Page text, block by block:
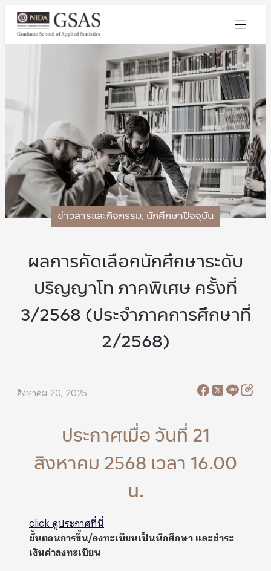
ข่าวสารและกิจกรรม, นักศึกษาปัจจุบัน
ผลการคัดเลือกนักศึกษาระดับ
ปริญญาโท ภาคพิเศษ ครั้งที่
3/2568 (ประจำภาคการศึกษาที่
2/2568)
สิงหาคม 20, 2025
ประกาศเมื่อ วันที่ 21
สิงหาคม 2568 เวลา 16.00
น.
click ดูประกาศที่นี่
ขั้นตอนการขึ้น/ลงทะเบียนเป็นนักศึกษา และชำระ
เงินค่าลงทะเบียน